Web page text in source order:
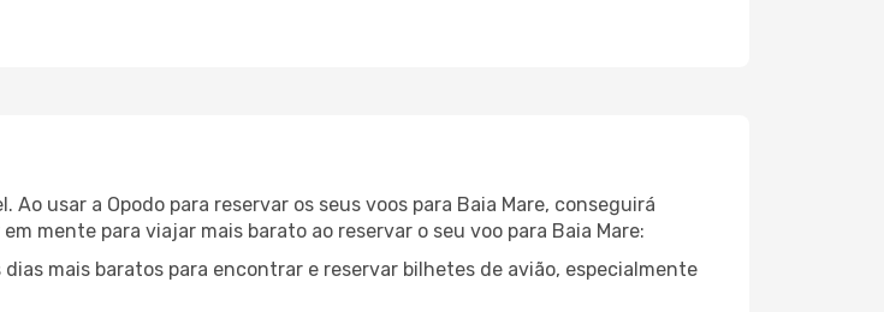
usar a Opodo para reservar os seus voos para Baia Mare, conseguirá
mente para viajar mais barato ao reservar o seu voo para Baia Mare:
dias mais baratos para encontrar e reservar bilhetes de avião, especialmente